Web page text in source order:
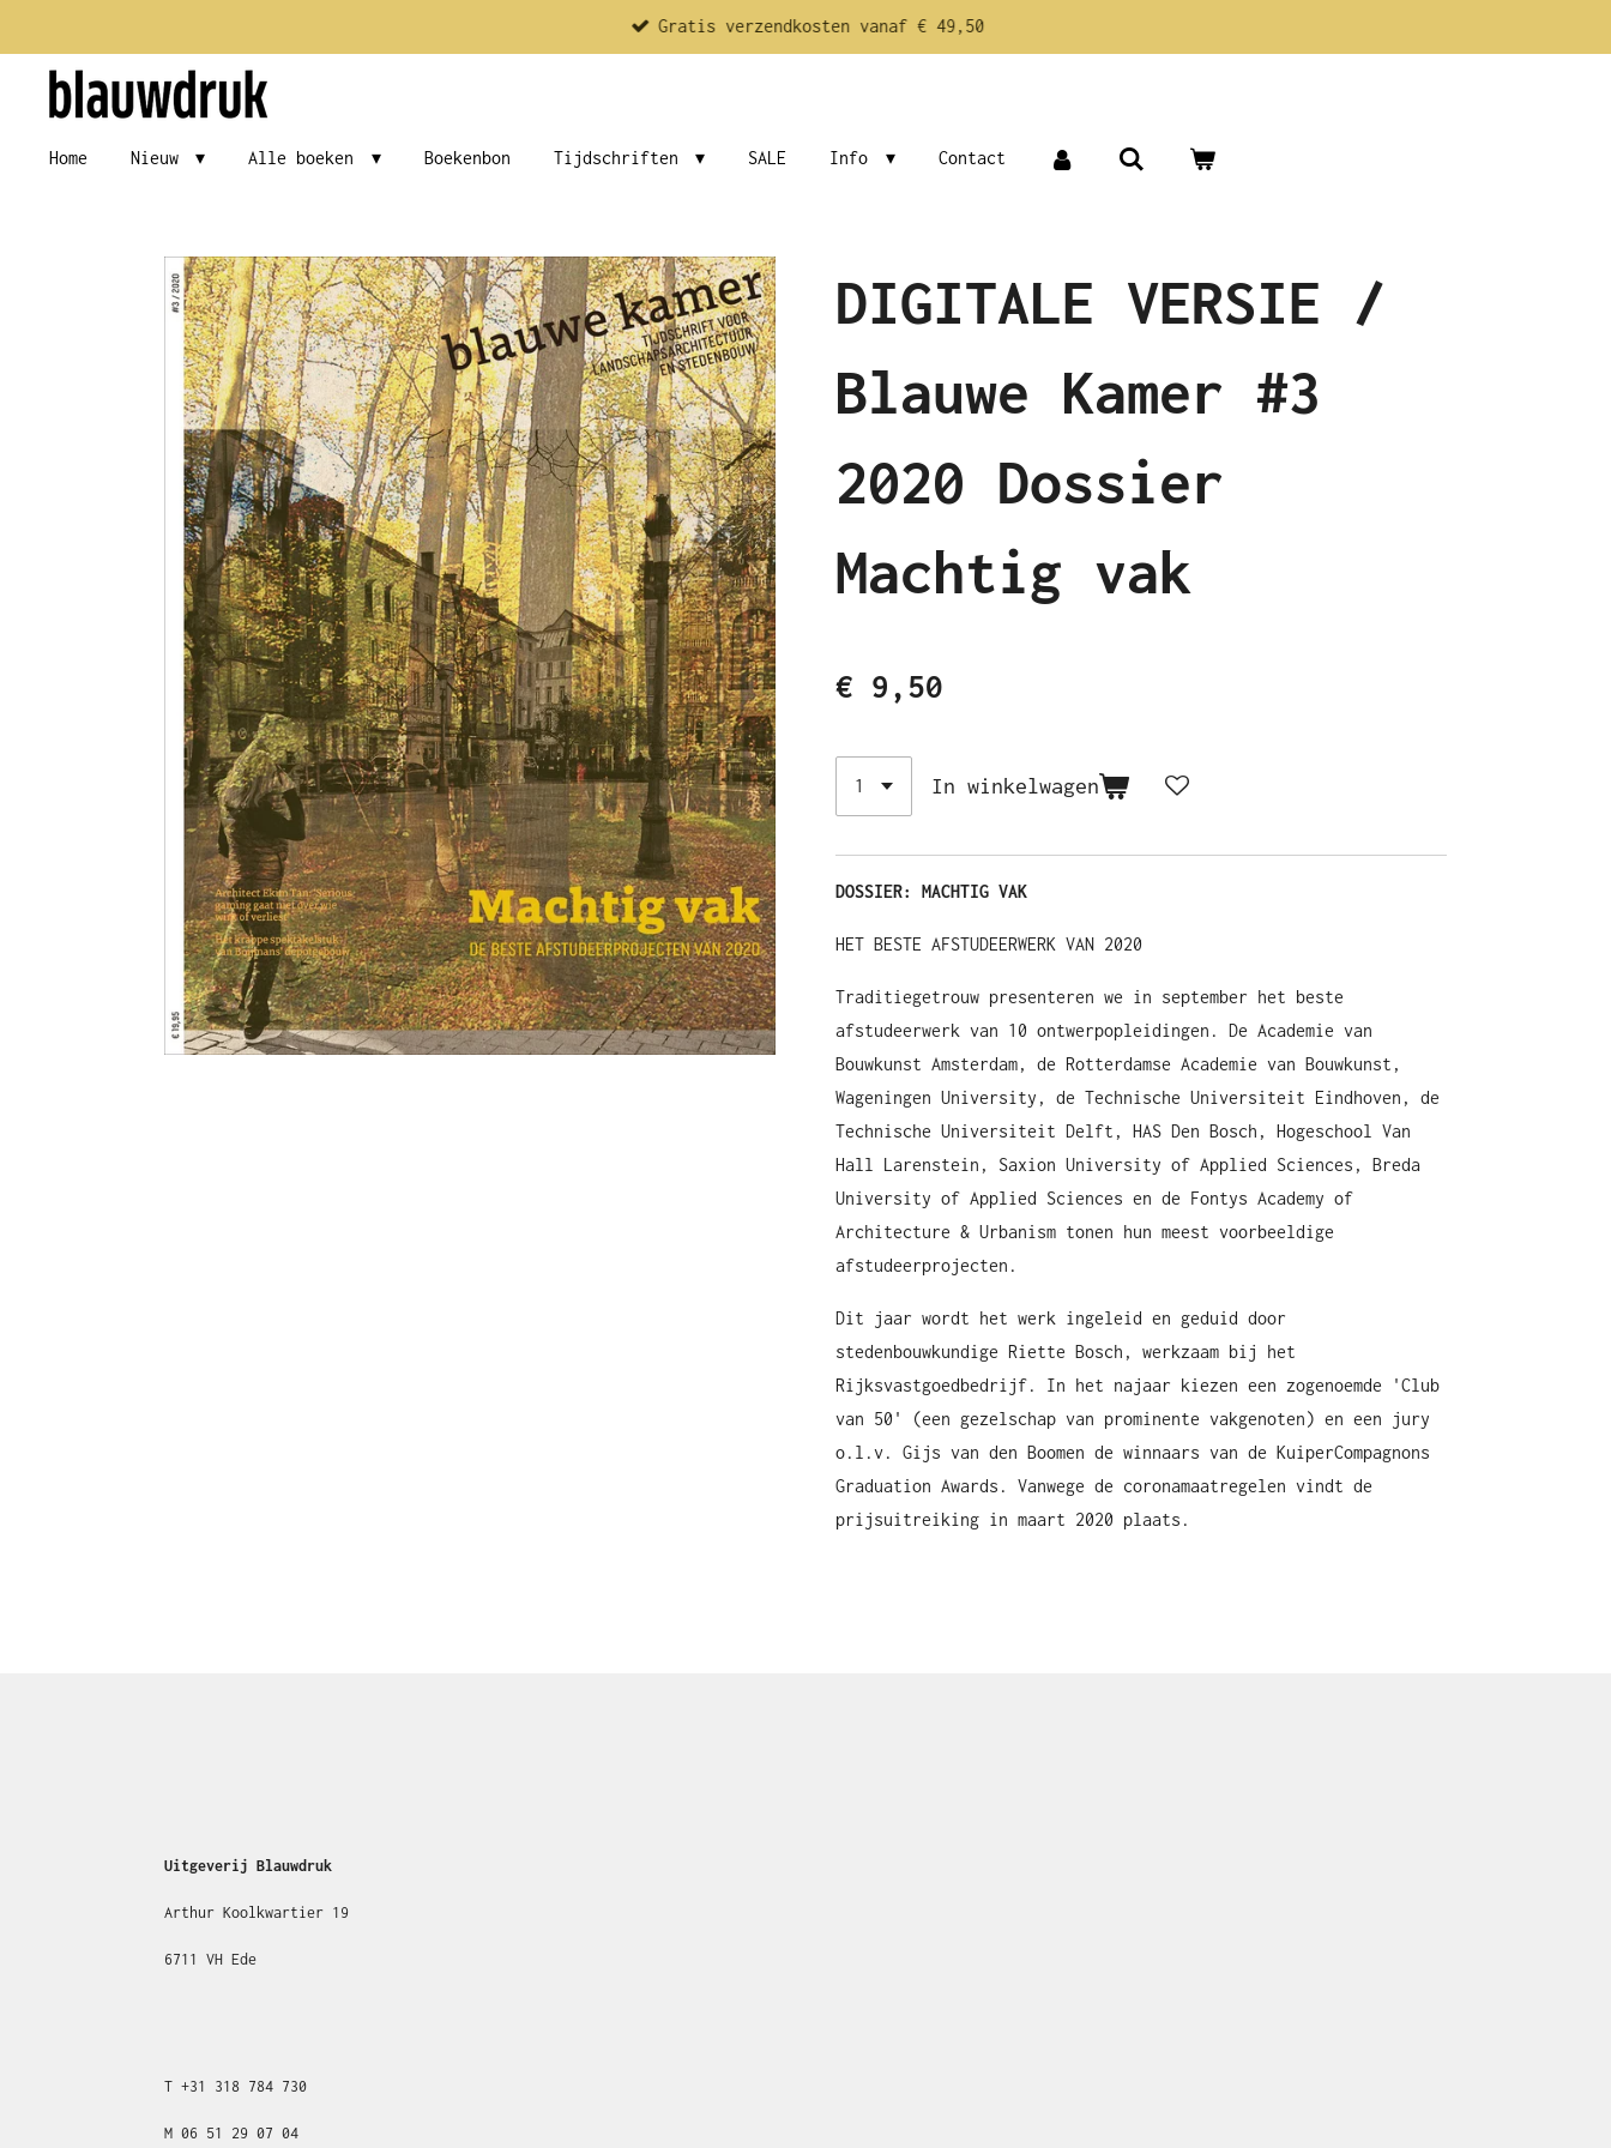
direct
hoofdinhoud
Gratis verzendkosten vanaf € 49,50
Home Nieuw Alle boeken Boekenbon Tijdschriften SALE Info Contact
DIGITALE VERSIE /
Blauwe Kamer #3
2020 Dossier
Machtig vak
€ 9,50
In winkelwagen
DOSSIER: MACHTIG VAK
HET BESTE AFSTUDEERWERK VAN 2020
Traditiegetrouw presenteren we in september het beste
afstudeerwerk van 10 ontwerpopleidingen. De Academie van
Bouwkunst Amsterdam, de Rotterdamse Academie van Bouwkunst,
Wageningen University, de Technische Universiteit Eindhoven, de
Technische Universiteit Delft, HAS Den Bosch, Hogeschool Van
Hall Larenstein, Saxion University of Applied Sciences, Breda
University of Applied Sciences en de Fontys Academy of
Architecture & Urbanism tonen hun meest voorbeeldige
afstudeerprojecten.
Dit jaar wordt het werk ingeleid en geduid door
stedenbouwkundige Riette Bosch, werkzaam bij het
Rijksvastgoedbedrijf. In het najaar kiezen een zogenoemde 'Club
van 50' (een gezelschap van prominente vakgenoten) en een jury
o.l.v. Gijs van den Boomen de winnaars van de KuiperCompagnons
Graduation Awards. Vanwege de coronamaatregelen vindt de
prijsuitreiking in maart 2020 plaats.
Uitgeverij Blauwdruk
Arthur Koolkwartier 19
6711 VH Ede
T +31 318 784 730
M 06 51 29 07 04